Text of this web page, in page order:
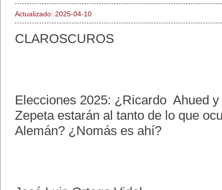
Actualizado: 2025-04-10
CLAROSCUROS
Elecciones 2025: ¿Ricardo Ahued
Zepeta estarán al tanto de lo que
Alemán? ¿Nomás es ahí?